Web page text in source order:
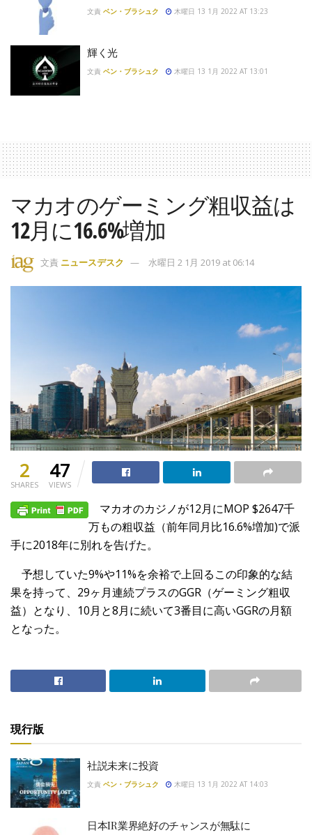
文責 ベン・ブラシュク 木曜日 13 1月 2022 AT 13:23
輝く光
文責 ベン・ブラシュク 木曜日 13 1月 2022 AT 13:01
マカオのゲーミング粗収益は
12月に16.6%増加
文責 ニュースデスク 水曜日 2 1月 2019 at 06:14
2
SHARES
47
VIEWS
マカオのカジノが12月にMOP $2647千
万もの粗収益（前年同月比16.6%増加)で派
手に2018年に別れを告げた。
予想していた9%や11%を余裕で上回るこの印象的な結
果を持って、29ヶ月連続プラスのGGR（ゲーミング粗収
益）となり、10月と8月に続いて3番目に高いGGRの月額
となった。
現行版
社説未来に投資
文責 ベン・ブラシュク 木曜日 13 1月 2022 AT 14:03
日本IR業界絶好のチャンスが無駄に